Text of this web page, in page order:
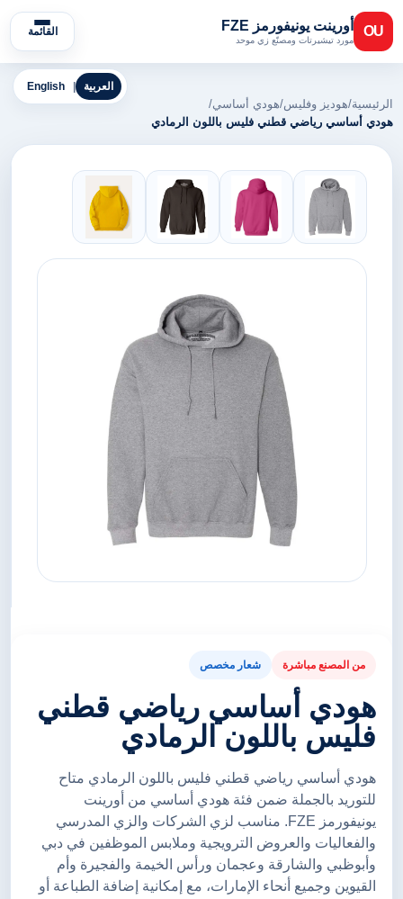
OU أورينت يونيفورمز FZE
مورد تيشيرتات ومصنّع زي موحد
القائمة
English العربية
الرئيسية/هوديز وفليس/هودي أساسي/
هودي أساسي رياضي قطني فليس باللون الرمادي
من المصنع مباشرة شعار مخصص
هودي أساسي رياضي قطني
فليس باللون الرمادي
هودي أساسي رياضي قطني فليس باللون الرمادي متاح
للتوريد بالجملة ضمن فئة هودي أساسي من أورينت
يونيفورمز FZE. مناسب لزي الشركات والزي المدرسي
والفعاليات والعروض الترويجية وملابس الموظفين في دبي
وأبوظبي والشارقة وعجمان ورأس الخيمة والفجيرة وأم
القيوين وجميع أنحاء الإمارات، مع إمكانية إضافة الطباعة أو